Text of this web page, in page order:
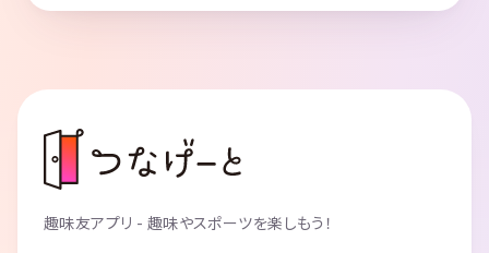
趣味友アプリ - 趣味やスポーツを楽しもう！